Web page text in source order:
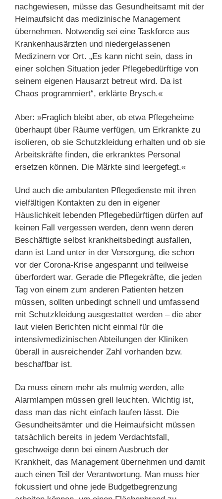
nachgewiesen, müsse das Gesundheitsamt mit der
Heimaufsicht das medizinische Management
übernehmen. Notwendig sei eine Taskforce aus
Krankenhausärzten und niedergelassenen
Medizinern vor Ort. „Es kann nicht sein, dass in
einer solchen Situation jeder Pflegebedürftige von
seinem eigenen Hausarzt betreut wird. Da ist
Chaos programmiert“, erklärte Brysch.«
Aber: »Fraglich bleibt aber, ob etwa Pflegeheime
überhaupt über Räume verfügen, um Erkrankte zu
isolieren, ob sie Schutzkleidung erhalten und ob sie
Arbeitskräfte finden, die erkranktes Personal
ersetzen können. Die Märkte sind leergefegt.«
Und auch die ambulanten Pflegedienste mit ihren
vielfältigen Kontakten zu den in eigener
Häuslichkeit lebenden Pflegebedürftigen dürfen auf
keinen Fall vergessen werden, denn wenn deren
Beschäftigte selbst krankheitsbedingt ausfallen,
dann ist Land unter in der Versorgung, die schon
vor der Corona-Krise angespannt und teilweise
überfordert war. Gerade die Pflegekräfte, die jeden
Tag von einem zum anderen Patienten hetzen
müssen, sollten unbedingt schnell und umfassend
mit Schutzkleidung ausgestattet werden – die aber
laut vielen Berichten nicht einmal für die
intensivmedizinischen Abteilungen der Kliniken
überall in ausreichender Zahl vorhanden bzw.
beschaffbar ist.
Da muss einem mehr als mulmig werden, alle
Alarmlampen müssen grell leuchten. Wichtig ist,
dass man das nicht einfach laufen lässt. Die
Gesundheitsämter und die Heimaufsicht müssen
tatsächlich bereits in jedem Verdachtsfall,
geschweige denn bei einem Ausbruch der
Krankheit, das Management übernehmen und damit
auch einen Teil der Verantwortung. Man muss hier
fokussiert und ohne jede Budgetbegrenzung